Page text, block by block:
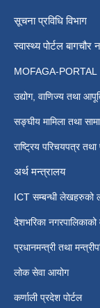
सूचना प्रविधि विभाग
स्वास्थ्य पोर्टल बागचौर
MOFAGA-PORTAL
उद्योग, वाणिज्य तथा
सङ्घीय मामिला तथा
राष्ट्रिय परिचयपत्र
अर्थ मन्त्रालय
ICT सम्बन्धी लेखहरुको
देशभरिका
प्रधानमन्त्री तथा
लोक सेवा आयोग
कर्णाली प्रदेश पोर्टल